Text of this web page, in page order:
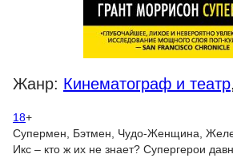
Жанр: Кинематограф и театр,
18+
Супермен, Бэтмен, Чудо-Женщина,
Икс – кто ж их не знает? Супергерои